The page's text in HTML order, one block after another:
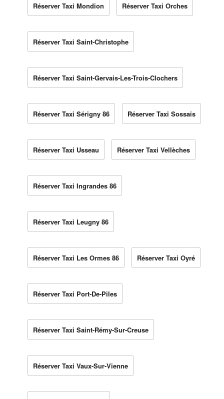
Réserver Taxi Mondion Réserver Taxi Orches
Réserver Taxi Saint-Christophe
Réserver Taxi Saint-Gervais-Les-Trois-Clochers
Réserver Taxi Sérigny 86 Réserver Taxi Sossais
Réserver Taxi Usseau Réserver Taxi Vellèches
Réserver Taxi Ingrandes 86
Réserver Taxi Leugny 86
Réserver Taxi Les Ormes 86 Réserver Taxi Oyré
Réserver Taxi Port-De-Piles
Réserver Taxi Saint-Rémy-Sur-Creuse
Réserver Taxi Vaux-Sur-Vienne